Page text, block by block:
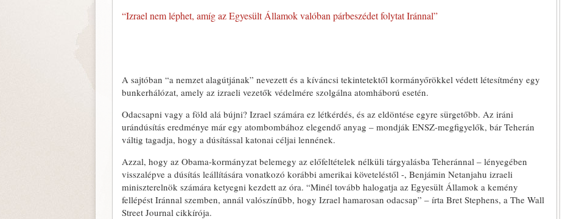
“Izrael nem léphet, amíg az Egyesült Államok valóban párbeszédet folytat Iránnal”
A sajtóban “a nemzet alagútjának” nevezett és a kíváncsi tekintetektől kormányőrökkel védett létesítmény egy
bunkerhálózat, amely az izraeli vezetők védelmére szolgálna atomháború esetén.
Odacsapni vagy a föld alá bújni? Izrael számára ez létkérdés, és az eldöntése egyre sürgetőbb. Az iráni
urándúsítás eredménye már egy atombombához elegendő anyag – mondják ENSZ-megfigyelők, bár Teherán
váltig tagadja, hogy a dúsítással katonai céljai lennének.
Azzal, hogy az Obama-kormányzat belemegy az előfeltételek nélküli tárgyalásba Teheránnal – lényegében
visszalépve a dúsítás leállítására vonatkozó korábbi amerikai követeléstől -, Benjámin Netanjahu izraeli
miniszterelnök számára ketyegni kezdett az óra. “Minél tovább halogatja az Egyesült Államok a kemény
fellépést Iránnal szemben, annál valószínűbb, hogy Izrael hamarosan odacsap” – írta Bret Stephens, a The Wall
Street Journal cikkírója.